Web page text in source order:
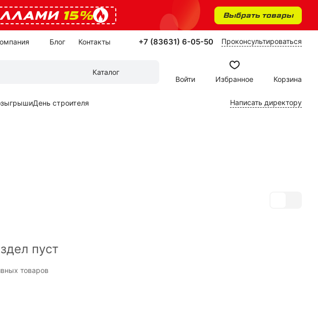
15% Выбрать товары
Блог Контакты +7 (83631) 6-05-50 Проконсультироваться
Каталог
Войти
Избранное Корзина
День строителя Написать директору
пуст
товаров